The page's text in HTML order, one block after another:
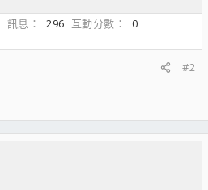
訊息 296 互動分數
0
#2